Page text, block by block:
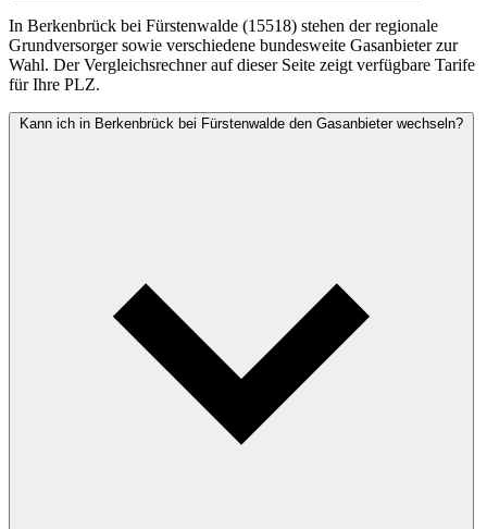
In Berkenbrück bei Fürstenwalde (15518) stehen der regionale
Grundversorger sowie verschiedene bundesweite Gasanbieter zur
Wahl. Der Vergleichsrechner auf dieser Seite zeigt verfügbare Tarife
für Ihre PLZ.
Kann ich in Berkenbrück bei Fürstenwalde den Gasanbieter wechseln?